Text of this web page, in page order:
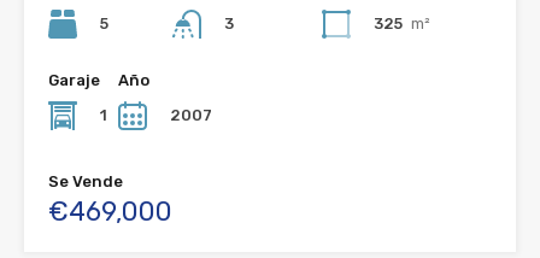
5
3
325 m²
Garaje
1
Año
2007
Se Vende
€469,000